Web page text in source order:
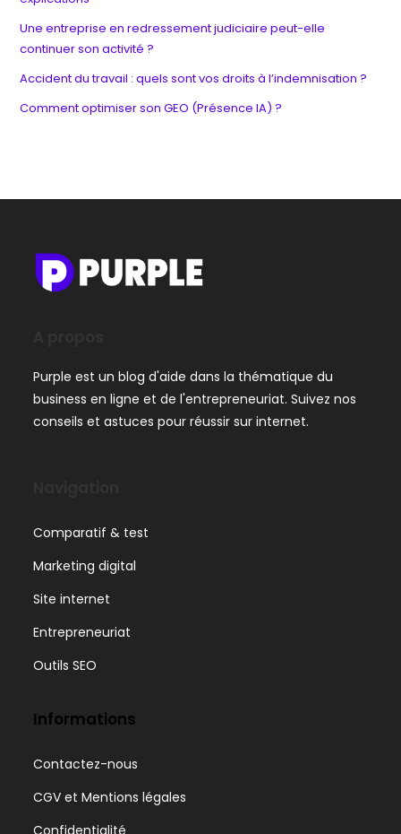
Une entreprise en redressement judiciaire peut-elle
continuer son activité ?
Accident du travail : quels sont vos droits à l’indemnisation ?
Comment optimiser son GEO (Présence IA) ?
Purple est un blog d'aide dans la thématique du
business en ligne et de l'entrepreneuriat. Suivez nos
conseils et astuces pour réussir sur internet.
Comparatif & test
Marketing digital
Site internet
Entrepreneuriat
Outils SEO
Informations
Contactez-nous
CGV et Mentions légales